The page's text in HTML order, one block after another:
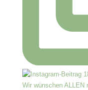
Wir wünschen ALLEN